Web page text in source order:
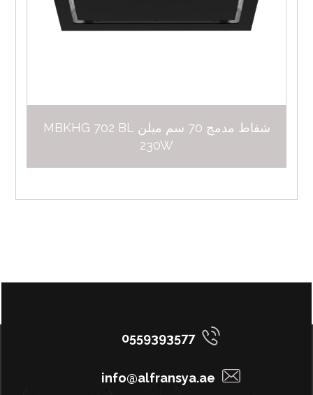
شفاط مدمج 70 سم ميلن MBKHG 702 BL
230W
0559393577
info@alfransya.ae